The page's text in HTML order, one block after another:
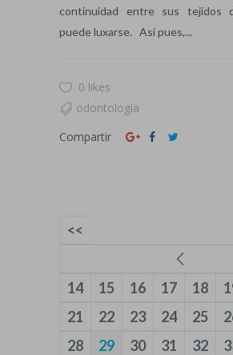
continuidad entre sus tejidos
puede luxarse. Así pues,...
0 likes
odontología
Compartir
<<
14 15 16 17 18
21
22 23 24 25
28
29 30 31 32